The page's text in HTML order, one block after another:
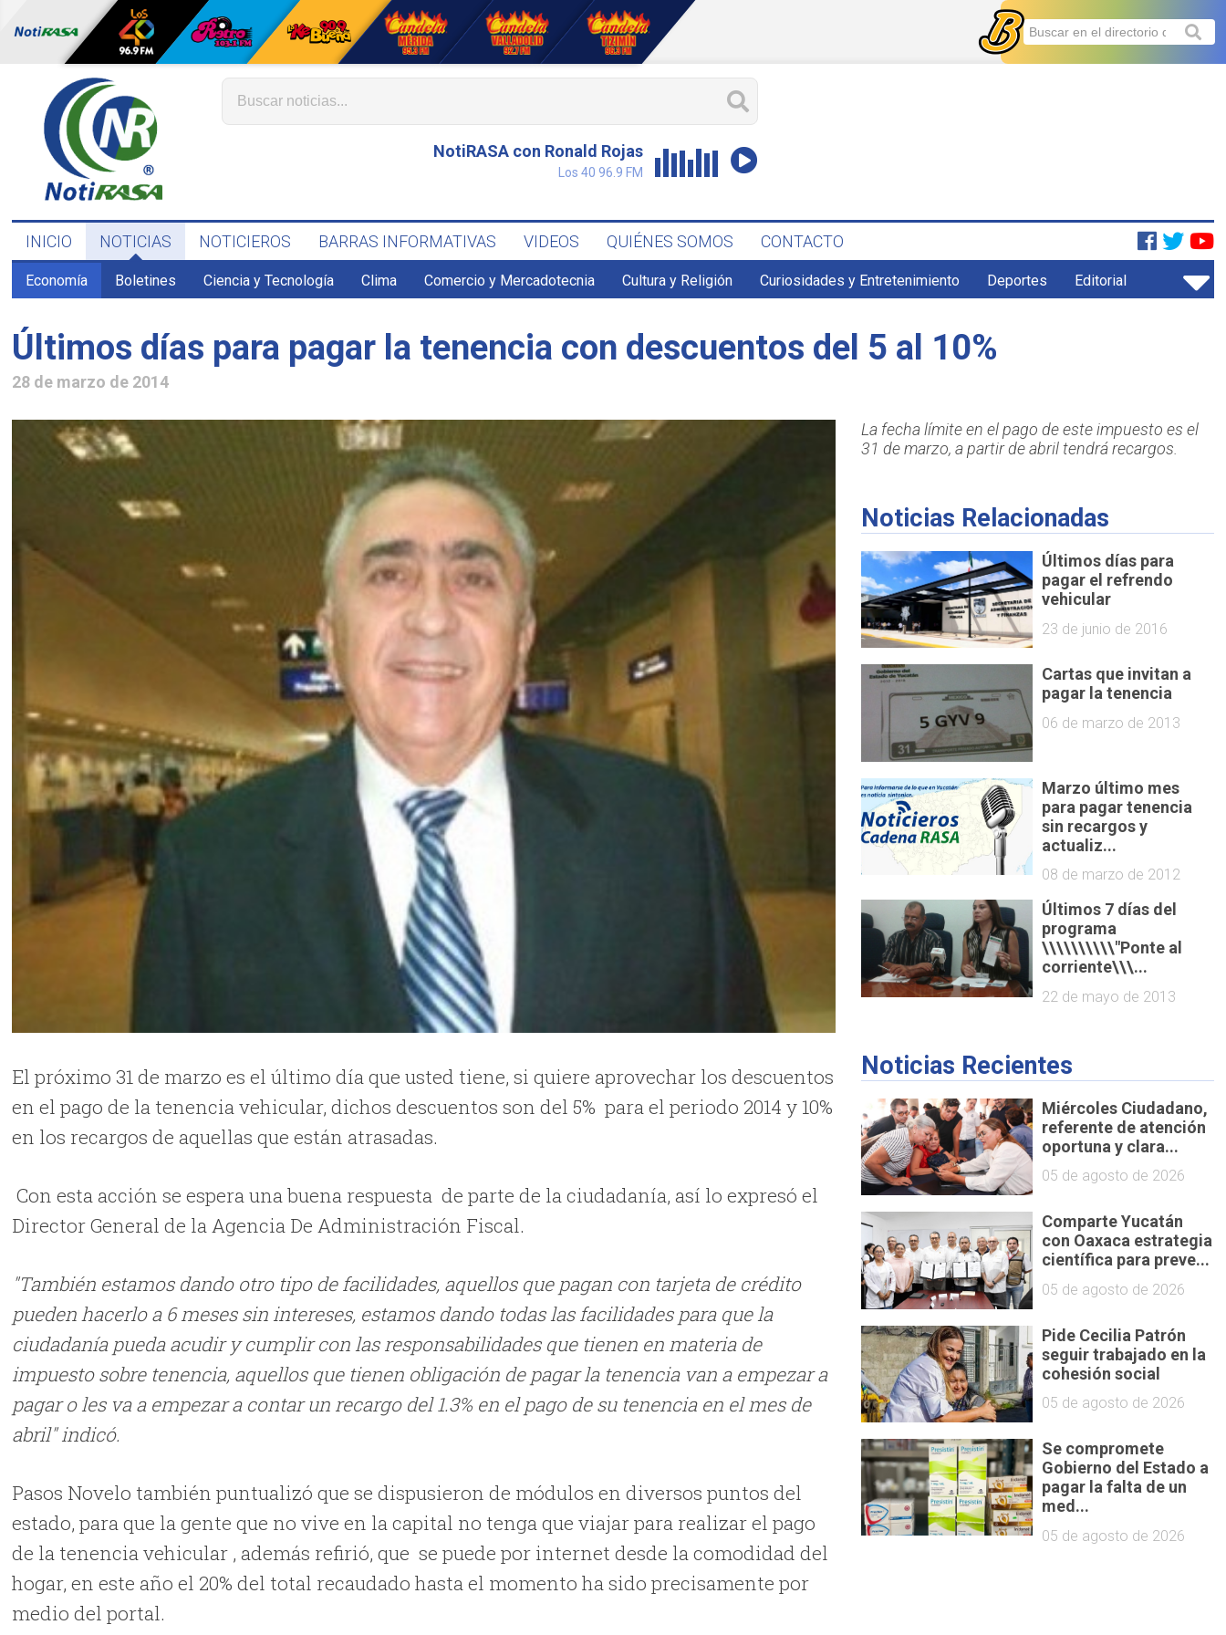
NotiRASA con Ronald Rojas
Los 40 96.9 FM
INICIO NOTICIAS NOTICIEROS BARRAS INFORMATIVAS VIDEOS QUIÉNES SOMOS CONTACTO
Economía Boletines Ciencia y Tecnología Clima Comercio y Mercadotecnia Cultura y Religión Curiosidades y Entretenimiento Deportes Editorial
Últimos días para pagar la tenencia con descuentos del 5 al 10%
28 de marzo de 2014
El próximo 31 de marzo es el último día que usted tiene, si quiere aprovechar los descuentos
en el pago de la tenencia vehicular, dichos descuentos son del 5% para el periodo 2014 y 10%
en los recargos de aquellas que están atrasadas.
Con esta acción se espera una buena respuesta de parte de la ciudadanía, así lo expresó el
Director General de la Agencia De Administración Fiscal.
"También estamos dando otro tipo de facilidades, aquellos que pagan con tarjeta de crédito
pueden hacerlo a 6 meses sin intereses, estamos dando todas las facilidades para que la
ciudadanía pueda acudir y cumplir con las responsabilidades que tienen en materia de
impuesto sobre tenencia, aquellos que tienen obligación de pagar la tenencia van a empezar a
pagar o les va a empezar a contar un recargo del 1.3% en el pago de su tenencia en el mes de
abril" indicó.
Pasos Novelo también puntualizó que se dispusieron de módulos en diversos puntos del
estado, para que la gente que no vive en la capital no tenga que viajar para realizar el pago
de la tenencia vehicular , además refirió, que se puede por internet desde la comodidad del
hogar, en este año el 20% del total recaudado hasta el momento ha sido precisamente por
medio del portal.
La fecha límite en el pago de este impuesto es el
31 de marzo, a partir de abril tendrá recargos.
Noticias Relacionadas
Últimos días para
pagar el refrendo
vehicular
23 de junio de 2016
Cartas que invitan a
06 de marzo de 2013
Marzo último mes
para pagar tenencia
sin recargos y
actualiz...
08 de marzo de 2012
Últimos 7 días del
programa
\\\\\\\\\\"Ponte al
corriente\\\...
22 de mayo de 2013
Noticias Recientes
Miércoles Ciudadano,
referente de atención
oportuna y clara...
05 de agosto de 2026
Comparte Yucatán
con Oaxaca estrategia
científica para preve...
05 de agosto de 2026
Pide Cecilia Patrón
seguir trabajado en la
cohesión social
05 de agosto de 2026
Se compromete
Gobierno del Estado a
pagar la falta de un
med...
05 de agosto de 2026